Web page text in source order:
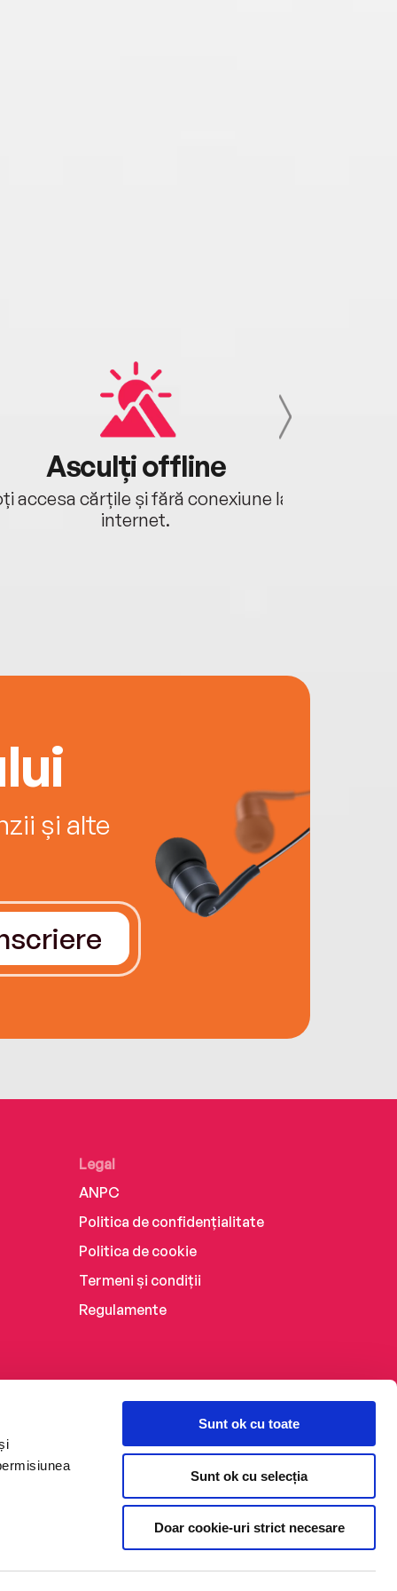
Sunt ok cu toate
Sunt ok cu selecția
Doar cookie-uri strict necesare
Asculți offline
accesa cărțile și fără conexiune la
internet.
și alte
Legal
ANPC
Politica de confidențialitate
Politica de cookie
Termeni și condiții
Regulamente